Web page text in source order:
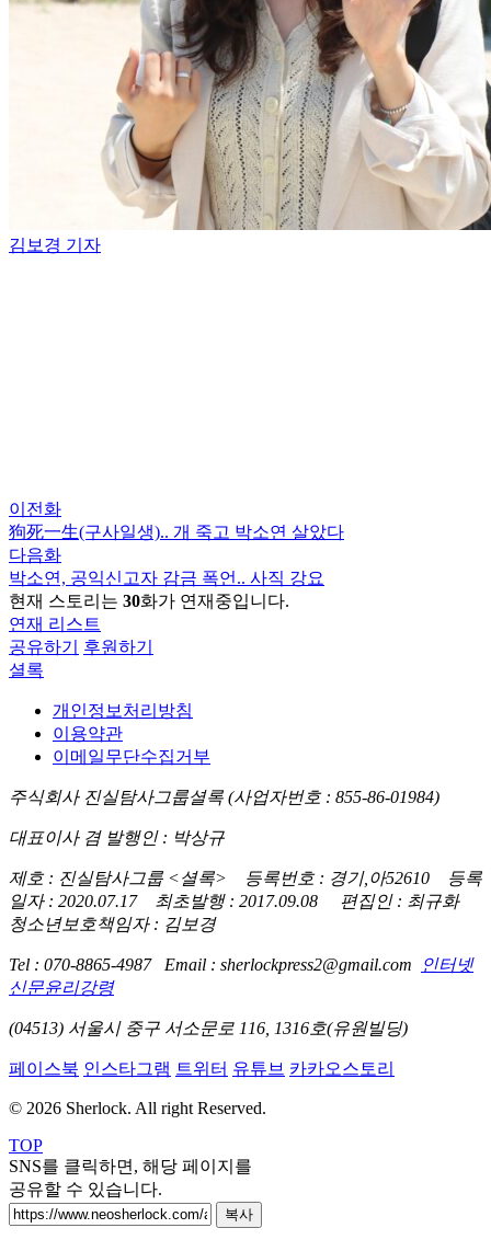
김보경 기자
이전화
狗死一生(구사일생).. 개 죽고 박소연 살았다
다음화
박소연, 공익신고자 감금 폭언.. 사직 강요
현재 스토리는 30화가 연재중입니다.
연재 리스트
공유하기
후원하기
셜록
개인정보처리방침
이용약관
이메일무단수집거부
주식회사 진실탐사그룹셜록 (사업자번호 : 855-86-01984)
대표이사 겸 발행인 : 박상규
제호 : 진실탐사그룹 <셜록> 등록번호 : 경기,아52610 등록
일자 : 2020.07.17 최초발행 : 2017.09.08 편집인 : 최규화
청소년보호책임자 : 김보경
Tel : 070-8865-4987 Email : sherlockpress2@gmail.com
인터넷
신문윤리강령
(04513) 서울시 중구 서소문로 116, 1316호(유원빌딩)
페이스북 인스타그램 트위터 유튜브 카카오스토리
© 2026 Sherlock. All right Reserved.
TOP
SNS를 클릭하면, 해당 페이지를
공유할 수 있습니다.
복사